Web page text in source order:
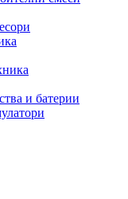
и батерии